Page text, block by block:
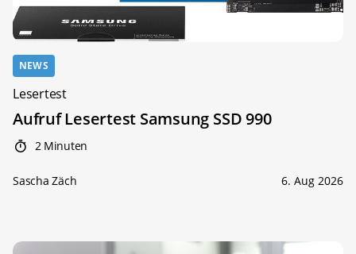
NEWS
Lesertest
Aufruf Lesertest Samsung SSD 990
2 Minuten
Sascha Zäch 6. Aug 2026